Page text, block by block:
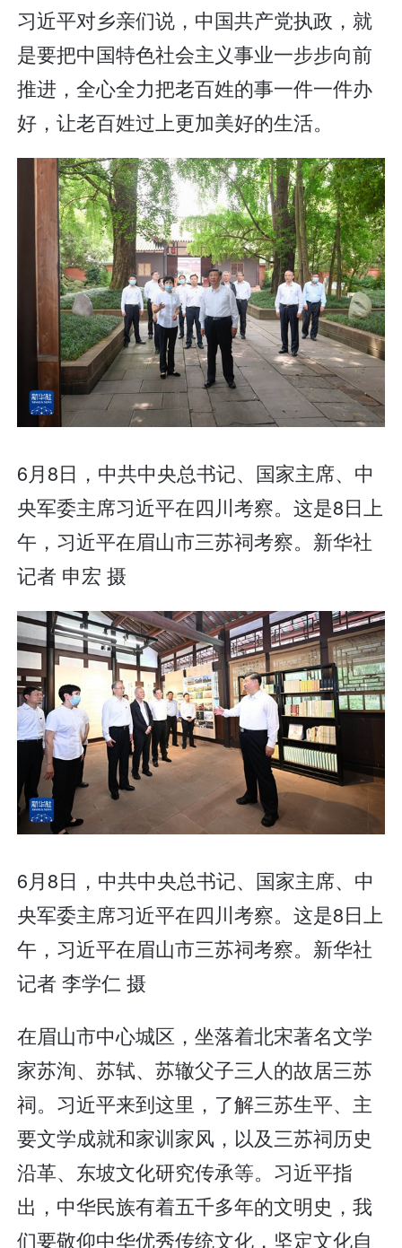
习近平对乡亲们说，中国共产党执政，就
是要把中国特色社会主义事业一步步向前
推进，全心全力把老百姓的事一件一件办
好，让老百姓过上更加美好的生活。
6月8日，中共中央总书记、国家主席、中
央军委主席习近平在四川考察。这是8日上
午，习近平在眉山市三苏祠考察。新华社
记者 申宏 摄
6月8日，中共中央总书记、国家主席、中
央军委主席习近平在四川考察。这是8日上
午，习近平在眉山市三苏祠考察。新华社
记者 李学仁 摄
在眉山市中心城区，坐落着北宋著名文学
家苏洵、苏轼、苏辙父子三人的故居三苏
祠。习近平来到这里，了解三苏生平、主
要文学成就和家训家风，以及三苏祠历史
沿革、东坡文化研究传承等。习近平指
出，中华民族有着五千多年的文明史，我
们要敬仰中华优秀传统文化，坚定文化自